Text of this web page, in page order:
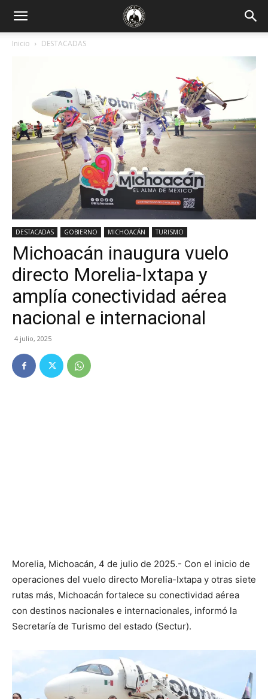
Inicio DESTACADAS
DESTACADAS GOBIERNO MICHOACÁN TURISMO
Michoacán inaugura vuelo
directo Morelia-Ixtapa y
amplía conectividad aérea
nacional e internacional
4 julio, 2025
Morelia, Michoacán, 4 de julio de 2025.- Con el inicio de
operaciones del vuelo directo Morelia-Ixtapa y otras siete
rutas más, Michoacán fortalece su conectividad aérea
con destinos nacionales e internacionales, informó la
Secretaría de Turismo del estado (Sectur).